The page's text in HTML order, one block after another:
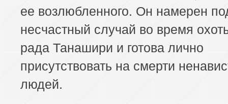
ее возлюбленного. Он намерен
несчастный случай во время
рада Танашири и готова лично
присутствовать на смерти
людей.